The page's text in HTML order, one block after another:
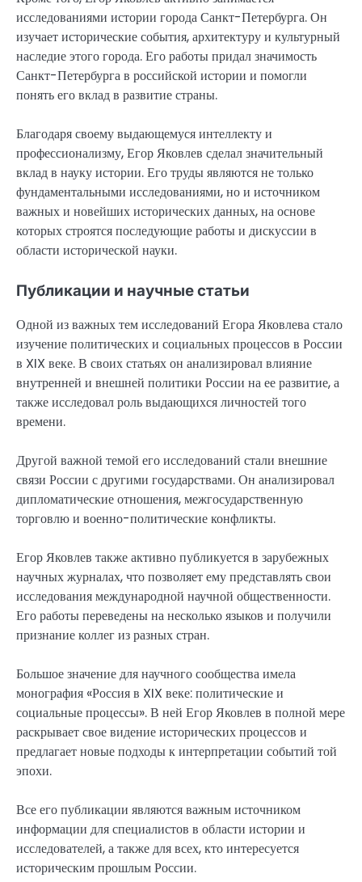
исследованиями истории города Санкт-Петербурга. Он
изучает исторические события, архитектуру и культурный
наследие этого города. Его работы придал значимость
Санкт-Петербурга в российской истории и помогли
понять его вклад в развитие страны.
Благодаря своему выдающемуся интеллекту и
профессионализму, Егор Яковлев сделал значительный
вклад в науку истории. Его труды являются не только
фундаментальными исследованиями, но и источником
важных и новейших исторических данных, на основе
которых строятся последующие работы и дискуссии в
области исторической науки.
Публикации и научные статьи
Одной из важных тем исследований Егора Яковлева стало
изучение политических и социальных процессов в России
в XIX веке. В своих статьях он анализировал влияние
внутренней и внешней политики России на ее развитие, а
также исследовал роль выдающихся личностей того
времени.
Другой важной темой его исследований стали внешние
связи России с другими государствами. Он анализировал
дипломатические отношения, межгосударственную
торговлю и военно-политические конфликты.
Егор Яковлев также активно публикуется в зарубежных
научных журналах, что позволяет ему представлять свои
исследования международной научной общественности.
Его работы переведены на несколько языков и получили
признание коллег из разных стран.
Большое значение для научного сообщества имела
монография «Россия в XIX веке: политические и
социальные процессы». В ней Егор Яковлев в полной мере
раскрывает свое видение исторических процессов и
предлагает новые подходы к интерпретации событий той
эпохи.
Все его публикации являются важным источником
информации для специалистов в области истории и
исследователей, а также для всех, кто интересуется
историческим прошлым России.